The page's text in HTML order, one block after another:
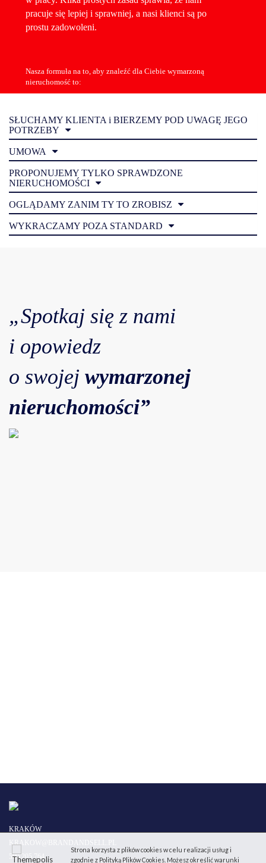
Strona korzysta z plików cookies w celu realizacji usług i
zgodnie z Polityką Plików Cookies. Możesz określić warunki
pracuje się lepiej i sprawniej, a nasi klienci są po
prostu zadowoleni.
Nasza formuła na to, aby znaleźć dla Ciebie wymarzoną
nieruchomość to:
SŁUCHAMY KLIENTA i BIERZEMY POD UWAGĘ JEGO
POTRZEBY
UMOWA
PROPONUJEMY TYLKO SPRAWDZONE
NIERUCHOMOŚCI
OGLĄDAMY ZANIM TY TO ZROBISZ
WYKRACZAMY POZA STANDARD
„Spotkaj się z nami
i opowiedz
o swojej wymarzonej
nieruchomości”
KRAKÓW
KRAKOW@BRANDANDSELL.PL
500 205 764